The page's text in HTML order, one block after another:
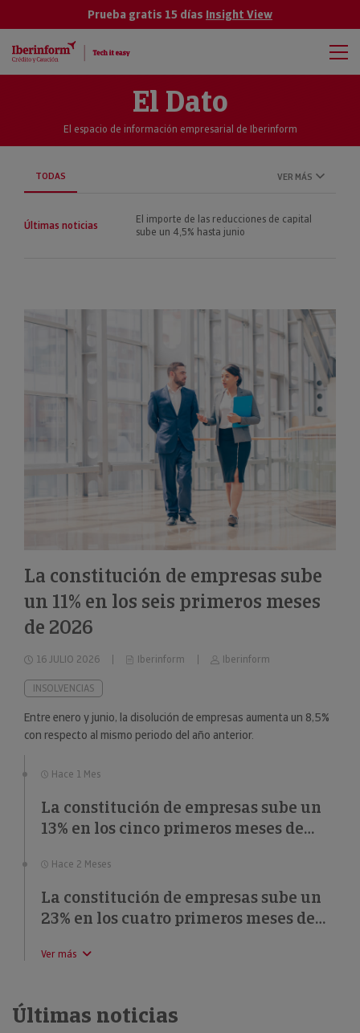
Prueba gratis 15 días Insight View
El Dato
El espacio de información empresarial de Iberinform
TODAS VER MÁS
Últimas noticias
El importe de las reducciones de capital
sube un 4,5% hasta junio
La constitución de empresas sube
un 11% en los seis primeros meses
de 2026
16 JULIO 2026 Iberinform Iberinform
INSOLVENCIAS
Entre enero y junio, la disolución de empresas aumenta un 8,5%
con respecto al mismo periodo del año anterior.
Hace 1 Mes
La constitución de empresas sube un
13% en los cinco primeros meses de
Hace 2 Meses
La constitución de empresas sube un
23% en los cuatro primeros meses de
Ver más
Últimas noticias